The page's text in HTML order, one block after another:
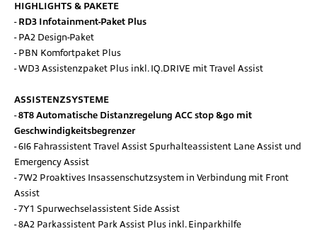
HIGHLIGHTS & PAKETE
RD3 Infotainment-Paket Plus
PA2 Design-Paket
PBN Komfortpaket Plus
WD3 Assistenzpaket Plus inkl. IQ.DRIVE mit Travel Assist
ASSISTENZSYSTEME
8T8 Automatische Distanzregelung ACC stop &go mit
Geschwindigkeitsbegrenzer
6I6 Fahrassistent Travel Assist Spurhalteassistent Lane Assist und
Emergency Assist
7W2 Proaktives Insassenschutzsystem in Verbindung mit Front
Assist
7Y1 Spurwechselassistent Side Assist
8A2 Parkassistent Park Assist Plus inkl. Einparkhilfe